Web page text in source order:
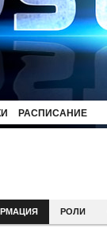
РАСПИСАНИЕ
РОЛИ